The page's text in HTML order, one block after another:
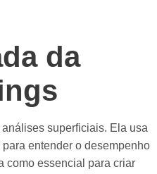
da
superficiais. Ela usa
para entender o desempenho
como essencial para criar